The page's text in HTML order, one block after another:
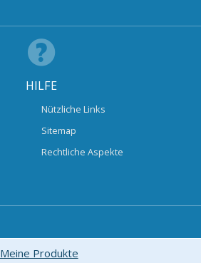
HILFE
Nützliche Links
Sitemap
Rechtliche Aspekte
Meine Produkte